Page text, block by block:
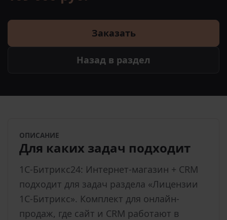
Заказать
Назад в раздел
ОПИСАНИЕ
Для каких задач подходит
1С-Битрикс24: Интернет-магазин + CRM
подходит для задач раздела «Лицензии
1С-Битрикс». Комплект для онлайн-
продаж, где сайт и CRM работают в